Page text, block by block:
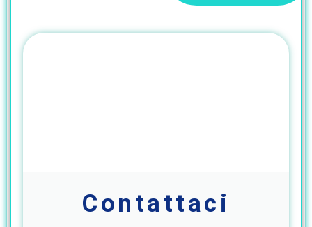
Contattaci